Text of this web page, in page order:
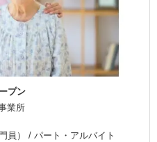
プン
業所
員） / パート・アルバイト